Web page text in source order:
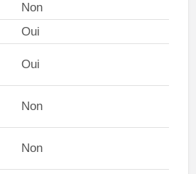
Non
Oui
Oui
Non
Non